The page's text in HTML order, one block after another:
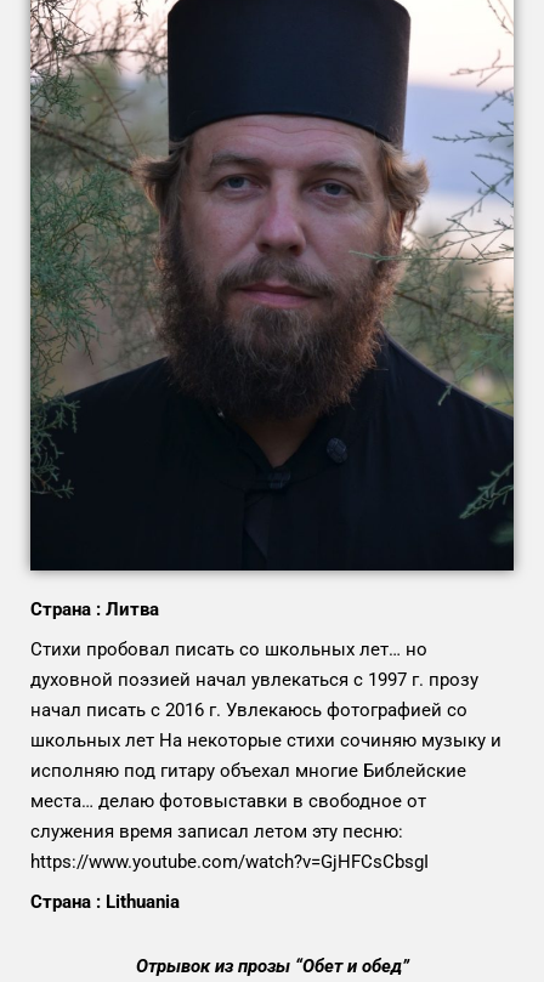
Страна : Литва
Стихи пробовал писать со школьных лет… но
духовной поэзией начал увлекаться с 1997 г. прозу
начал писать с 2016 г. Увлекаюсь фотографией со
школьных лет На некоторые стихи сочиняю музыку и
исполняю под гитару объехал многие Библейские
места… делаю фотовыставки в свободное от
служения время записал летом эту песню:
https://www.youtube.com/watch?v=GjHFCsCbsgI
Страна : Lithuania
Отрывок из прозы “Обет и обед”